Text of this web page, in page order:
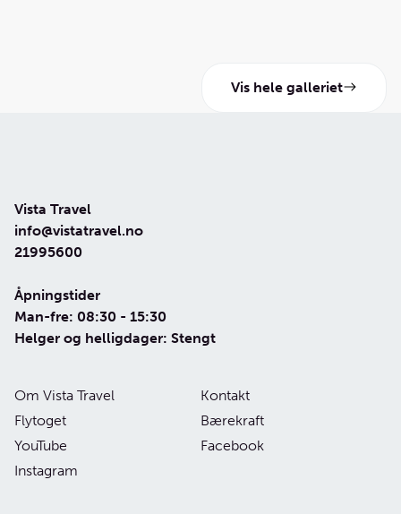
Vis hele galleriet
Vista Travel
info@vistatravel.no
21995600
Åpningstider
Man-fre: 08:30 - 15:30
Helger og helligdager: Stengt
Om Vista Travel
Kontakt
Flytoget
Bærekraft
YouTube
Facebook
Instagram